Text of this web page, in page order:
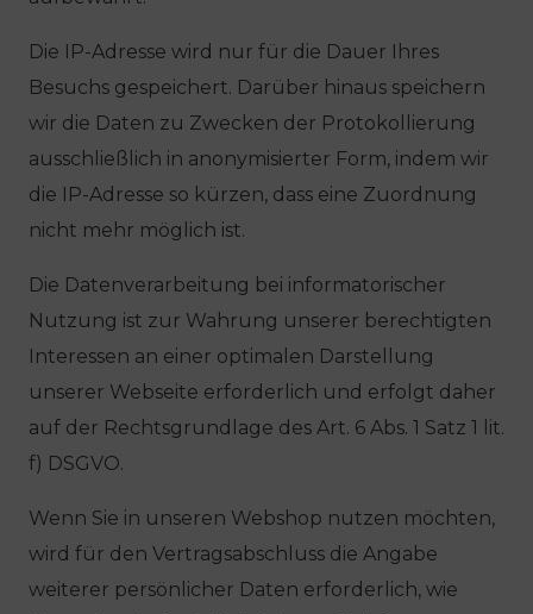
Die IP-Adresse wird nur für die Dauer Ihres
Besuchs gespeichert. Darüber hinaus speichern
wir die Daten zu Zwecken der Protokollierung
ausschließlich in anonymisierter Form, indem wir
die IP-Adresse so kürzen, dass eine Zuordnung
nicht mehr möglich ist.
Die Datenverarbeitung bei informatorischer
Nutzung ist zur Wahrung unserer berechtigten
Interessen an einer optimalen Darstellung
unserer Webseite erforderlich und erfolgt daher
auf der Rechtsgrundlage des Art. 6 Abs. 1 Satz 1 lit.
f) DSGVO.
Wenn Sie in unseren Webshop nutzen möchten,
wird für den Vertragsabschluss die Angabe
weiterer persönlicher Daten erforderlich, wie